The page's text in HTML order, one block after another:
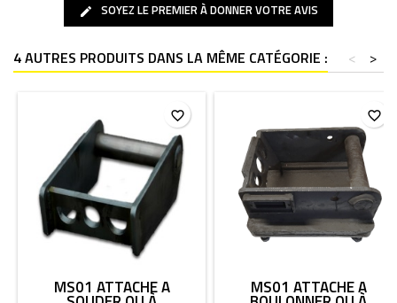
SOYEZ LE PREMIER À DONNER VOTRE AVIS
4 AUTRES PRODUITS DANS LA MÊME CATÉGORIE : >
<
MS01 ATTACHE À
favorite_border
MS01 ATTACHE À
favorite_border